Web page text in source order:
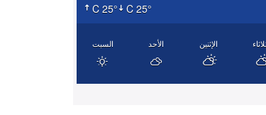
25° C 25° C
السبت الأحد الإثنين